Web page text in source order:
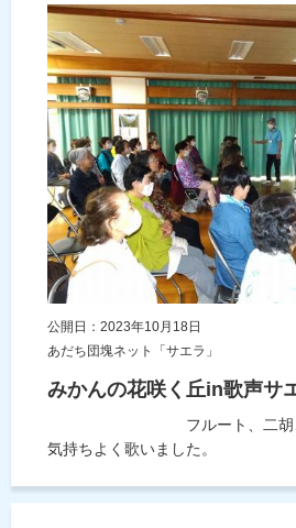
公開日：2023年10月18日
あだち団塊ネット「サエラ」
みかんの花咲く丘in歌声サ
フルート、二胡、ギタ
気持ちよく歌いました。